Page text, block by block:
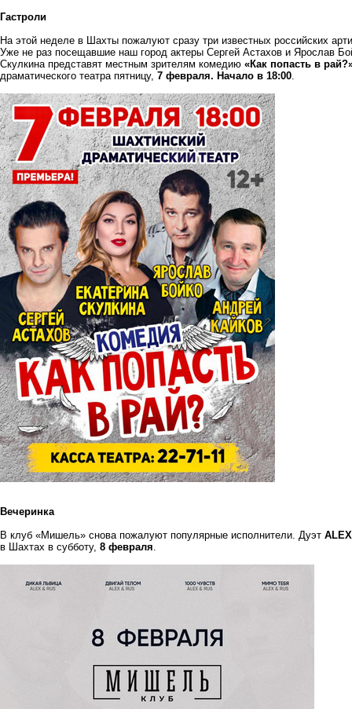
Гастроли
На этой неделе в Шахты пожалуют сразу три известных российских
Уже не раз посещавшие наш город актеры Сергей Астахов и Ярослав
Скулкина представят местным зрителям комедию «Как попасть в
драматического театра пятницу, 7 февраля. Начало в 18:00
Вечеринка
В клуб «Мишель» снова пожалуют популярные исполнители. Дуэт
в Шахтах в субботу, 8 февраля